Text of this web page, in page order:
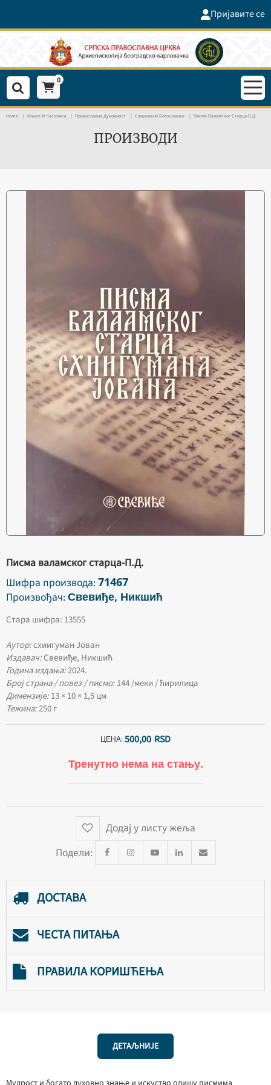
Пријавите се
0
Home Књиге И Часописи Православна Духовност Савремено Богословље Писма Валамског Старца-П.Д.
ПРОИЗВОДИ
Писма валамског старца-П.Д.
Шифра производа:71467
Произвођач:Свевиђе, Никшић
Стара шифра: 13555
Аутор:схиигуман Јован
Издавач:Свевиђе, Никшић
Година издања:2024.
Број страна / повез / писмо:144 /меки / ћирилица
Димензије:13 × 10 × 1,5 цм
Тежина:250 г
ЦЕНА:500,00 RSD
Тренутно нема на стању.
Додај у листу жеља
Подели:
ДОСТАВА
ЧЕСТА ПИТАЊА
ПРАВИЛА КОРИШЋЕЊА
ДЕТАЉНИЈЕ